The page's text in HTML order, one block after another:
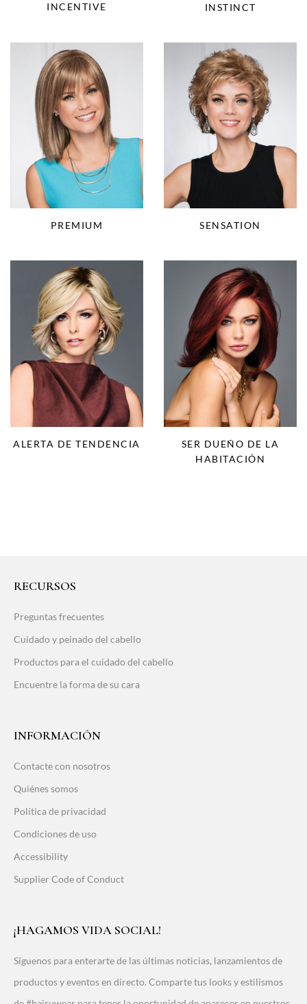
INCENTIVE INSTINCT
PREMIUM SENSATION
ALERTA DE TENDENCIA
SER DUEÑO DE LA
HABITACIÓN
RECURSOS
Preguntas frecuentes
Cuidado y peinado del cabello
Productos para el cuidado del cabello
Encuentre la forma de su cara
INFORMACIÓN
Contacte con nosotros
Quiénes somos
Política de privacidad
Condiciones de uso
Accessibility
Supplier Code of Conduct
¡HAGAMOS VIDA SOCIAL!
Síguenos para enterarte de las últimas noticias, lanzamientos de
productos y eventos en directo. Comparte tus looks y estilismos